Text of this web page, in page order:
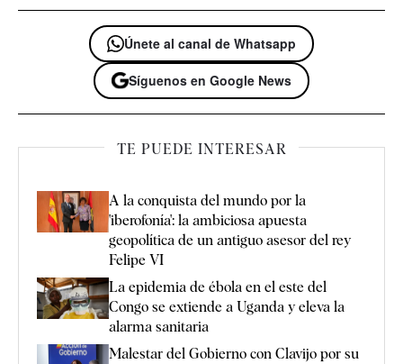
Únete al canal de Whatsapp
Síguenos en Google News
TE PUEDE INTERESAR
A la conquista del mundo por la
'iberofonía': la ambiciosa apuesta
geopolítica de un antiguo asesor del rey
Felipe VI
La epidemia de ébola en el este del
Congo se extiende a Uganda y eleva la
alarma sanitaria
Malestar del Gobierno con Clavijo por su